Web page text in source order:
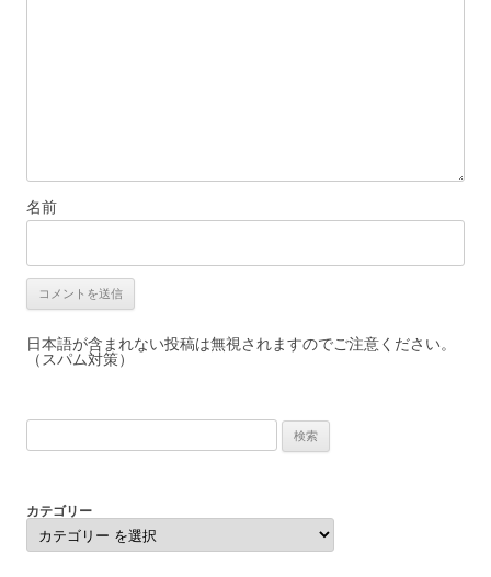
名前
日本語が含まれない投稿は無視されますのでご注意ください。
（スパム対策）
カテゴリー